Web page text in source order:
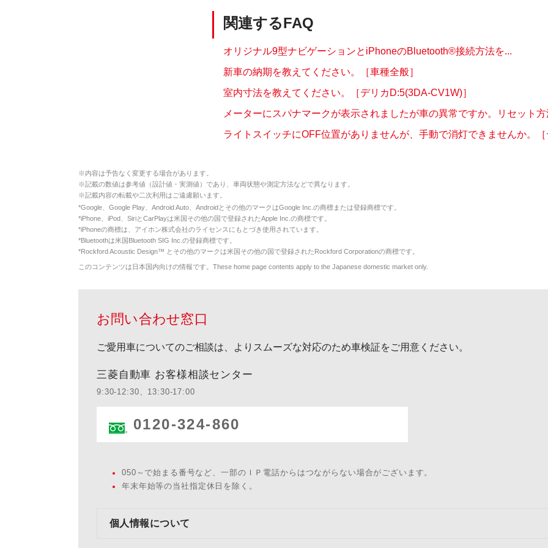
関連するFAQ
オリジナル9型ナビゲーションとiPhoneのBluetooth®接続方法を...
新車の納期を教えてください。［車種全般］
室内寸法を教えてください。［デリカD:5(3DA-CV1W)］
メーターにスパナマークが表示されましたが車の異常ですか。リセット方
ライトスイッチにOFF位置がありませんが、手動で消灯できませんか。［
※内容は予告なく変更する場合があります。
※記載の数値は参考値（設計値・実測値）であり、車両状態や測定方法などで異なります。
※記載内容の転載や二次利用はご遠慮願います。
*Google、Google Play、Android Auto、Androidとその他のマークはGoogle Inc.の商標または登録商標です。
*iPhone、iPod、SiriとCarPlayは米国その他の国で登録されたApple Inc.の商標です。
*iPhoneの商標は、アイホン株式会社のライセンスにもとづき使用されています。
*Bluetoothは米国Bluetooth SIG Inc.の登録商標です。
*Rockford Acoustic Design™ とその他のマークは米国その他の国で登録されたRockford Corporationの商標です。
このコンテンツは日本国内向けの情報です。These home page contents apply to the Japanese domestic market only.
お問い合わせ窓口
ご愛用車についてのご相談は、よりスムーズな対応のため車検証をご用意ください。
三菱自動車 お客様相談センター
9:30-12:30、13:30-17:00
0120-324-860
050～で始まる番号など、一部のＩＰ電話からはつながらない場合がございます。
年末年始等の当社指定休日を除く。
個人情報について